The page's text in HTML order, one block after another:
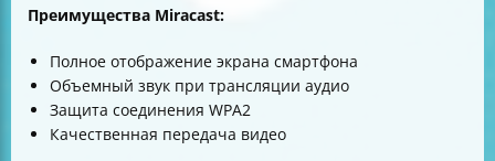
Преимущества Miracast:
Полное отображение экрана смартфона
Объемный звук при трансляции аудио
Защита соединения WPA2
Качественная передача видео